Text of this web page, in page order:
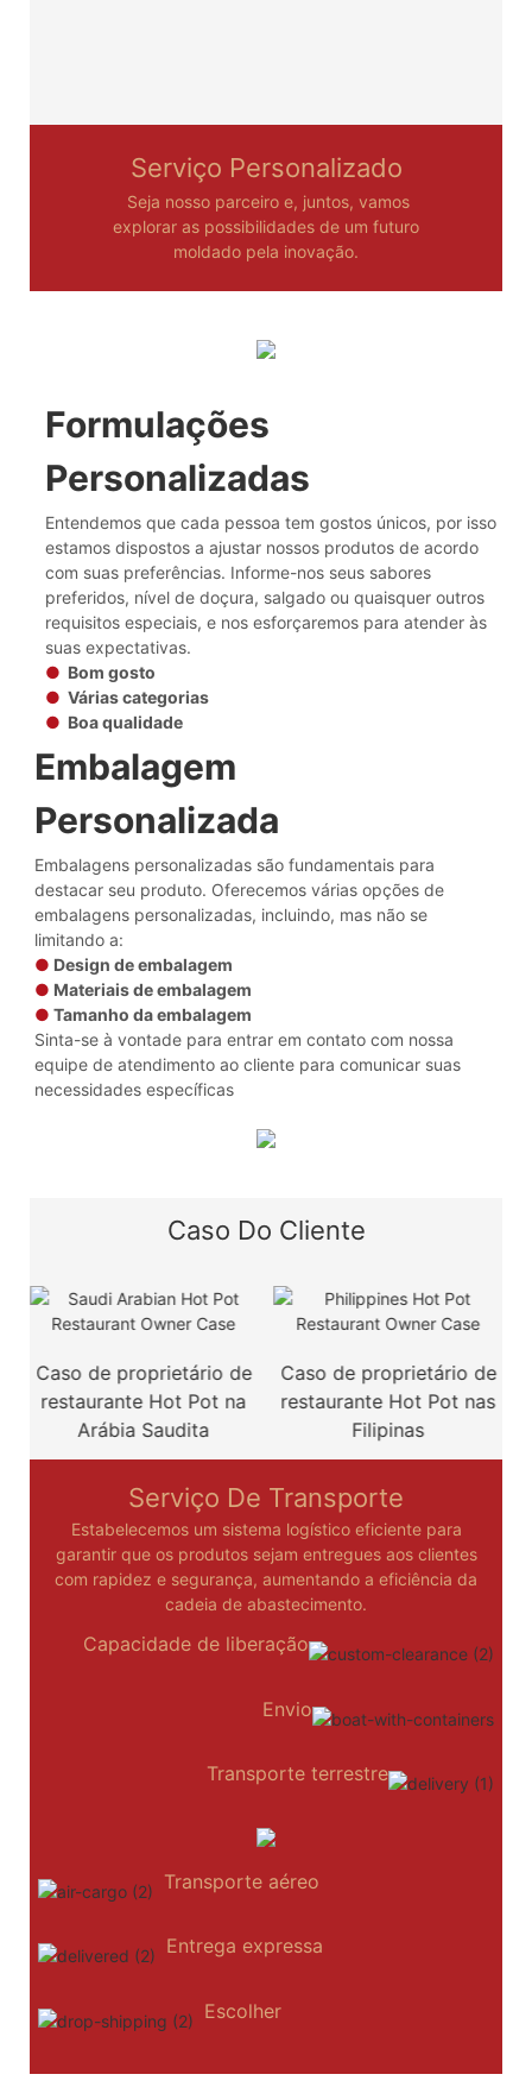
Serviço Personalizado
Seja nosso parceiro e, juntos, vamos
explorar as possibilidades de um futuro
moldado pela inovação.
Formulações
Personalizadas
Entendemos que cada pessoa tem gostos únicos, por isso
estamos dispostos a ajustar nossos produtos de acordo
com suas preferências. Informe-nos seus sabores
preferidos, nível de doçura, salgado ou quaisquer outros
requisitos especiais, e nos esforçaremos para atender às
suas expectativas.
● Bom gosto
● Várias categorias
● Boa qualidade
Embalagem
Personalizada
Embalagens personalizadas são fundamentais para
destacar seu produto. Oferecemos várias opções de
embalagens personalizadas, incluindo, mas não se
limitando a:
● Design de embalagem
● Materiais de embalagem
●Tamanho da embalagem
Sinta-se à vontade para entrar em contato com nossa
equipe de atendimento ao cliente para comunicar suas
necessidades específicas
Caso Do Cliente
Caso de proprietário de
restaurante Hot Pot na
Arábia Saudita
Caso de proprietário de
restaurante Hot Pot nas
Filipinas
Serviço De Transporte
Estabelecemos um sistema logístico eficiente para
garantir que os produtos sejam entregues aos clientes
com rapidez e segurança, aumentando a eficiência da
cadeia de abastecimento.
Capacidade de liberação
Envio
Transporte terrestre
Transporte aéreo
Entrega expressa
Escolher